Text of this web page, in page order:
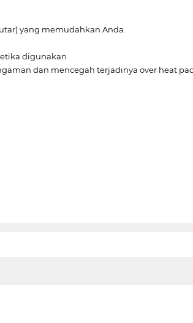
yang memudahkan Anda.
digunakan
dan mencegah terjadinya over heat